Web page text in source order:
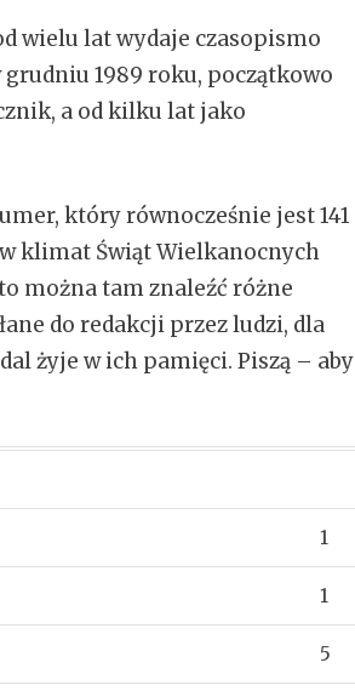
wielu lat wydaje czasopismo
1989 roku, początkowo
a od kilku lat jako
który równocześnie jest 141
klimat Świąt Wielkanocnych
można tam znaleźć różne
do redakcji przez ludzi, dla
żyje w ich pamięci. Piszą – aby
1
1
5